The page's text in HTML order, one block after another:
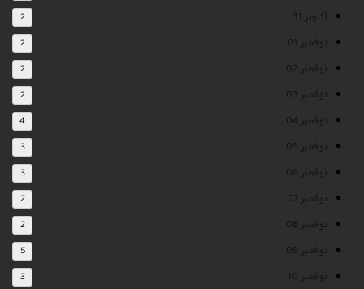
أكتوبر 31 2
نوفمبر 01 2
نوفمبر 02 2
نوفمبر 03 2
نوفمبر 04 4
نوفمبر 05 3
نوفمبر 06 3
نوفمبر 07 2
نوفمبر 08 2
نوفمبر 09 5
نوفمبر 10 3